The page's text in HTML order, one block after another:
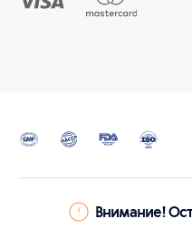
Внимание!